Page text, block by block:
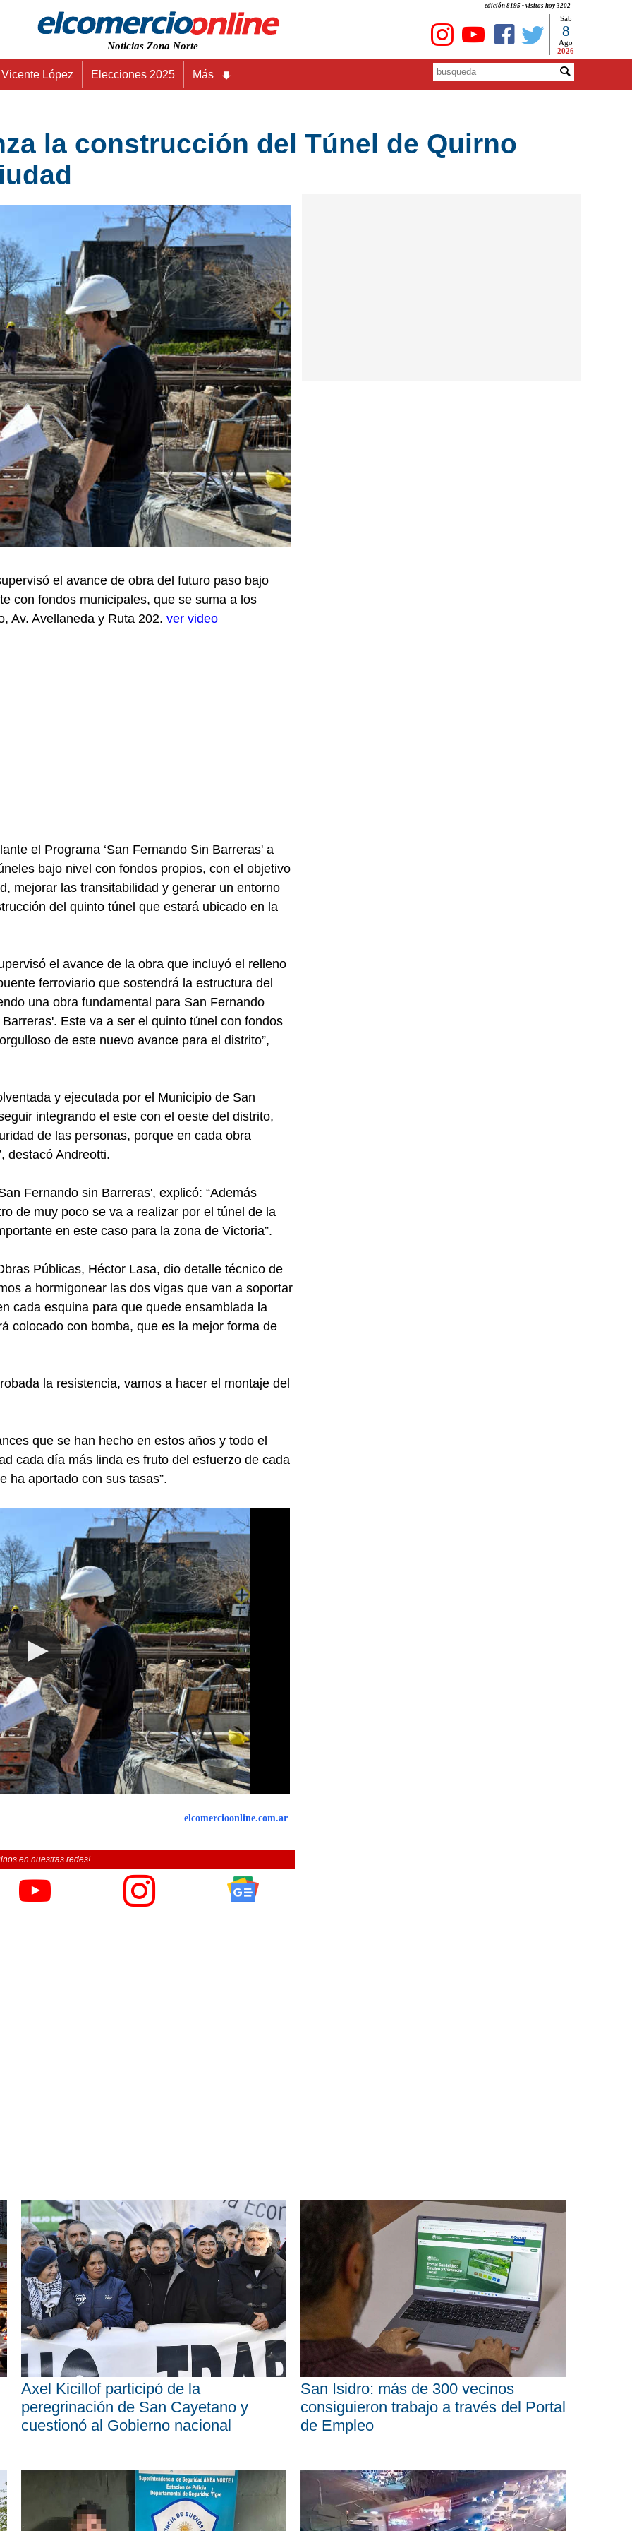
edición 8195 - visitas hoy 3202
Noticias Zona Norte
Sab
8
Ago
2026
Vicente López Elecciones 2025 Más
la construcción del Túnel de Quirno
el avance de obra del futuro paso bajo
con fondos municipales, que se suma a los
Av. Avellaneda y Ruta 202. ver video
el Programa ‘San Fernando Sin Barreras' a
bajo nivel con fondos propios, con el objetivo
mejorar las transitabilidad y generar un entorno
del quinto túnel que estará ubicado en la
el avance de la obra que incluyó el relleno
ferroviario que sostendrá la estructura del
una obra fundamental para San Fernando
Este va a ser el quinto túnel con fondos
de este nuevo avance para el distrito”,
y ejecutada por el Municipio de San
integrando el este con el oeste del distrito,
de las personas, porque en cada obra
destacó Andreotti.
Fernando sin Barreras', explicó: “Además
de muy poco se va a realizar por el túnel de la
en este caso para la zona de Victoria”.
Públicas, Héctor Lasa, dio detalle técnico de
a hormigonear las dos vigas que van a soportar
cada esquina para que quede ensamblada la
colocado con bomba, que es la mejor forma de
la resistencia, vamos a hacer el montaje del
que se han hecho en estos años y todo el
cada día más linda es fruto del esfuerzo de cada
ha aportado con sus tasas”.
elcomercioonline.com.ar
en nuestras redes!
Axel Kicillof participó de la
peregrinación de San Cayetano y
cuestionó al Gobierno nacional
San Isidro: más de 300 vecinos
consiguieron trabajo a través del Portal
de Empleo